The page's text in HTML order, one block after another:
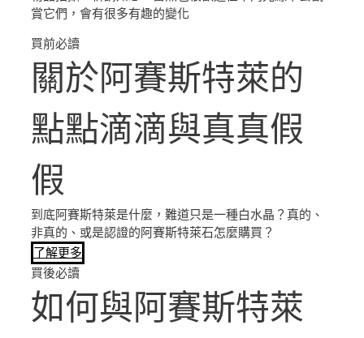
賞它們，會有很多有趣的變化
買前必讀
關於阿賽斯特萊的
點點滴滴與真真假
假
到底阿賽斯特萊是什麼，難道只是一種白水晶？真的、
非真的、或是認證的阿賽斯特萊石怎麼購買？
了解更多
買後必讀
如何與阿賽斯特萊